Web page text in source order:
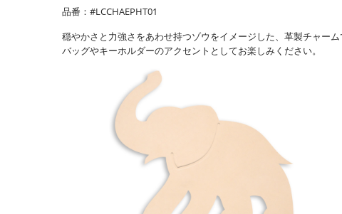
品番：#LCCHAEPHT01
穏やかさと力強さをあわせ持つゾウをイメージした、革製チャーム
バッグやキーホルダーのアクセントとしてお楽しみください。